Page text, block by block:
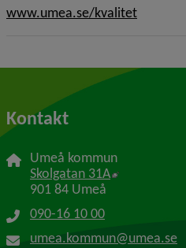
www.umea.se/kvalitet
Kontakt
Umeå kommun
Skolgatan 31A Länk till
901 84 Umeå
090-16 10 00
umea.kommun@umea.se